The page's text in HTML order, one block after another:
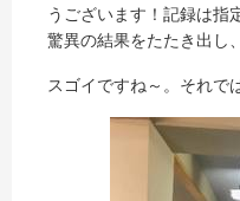
うございます！記録は指
驚異の結果をたたき出し
スゴイですね～。それで